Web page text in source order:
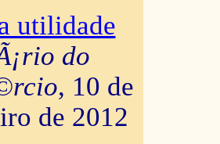
utilidade
do
, 10 de
de 2012